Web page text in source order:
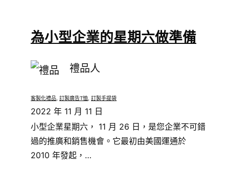
為小型企業的星期六做準備
禮品人
客製化禮品 訂製廣告T恤 訂製手提袋
2022 年 11 月 11 日
小型企業星期六， 11 月 26 日，是您企業不可錯
過的推廣和銷售機會。它最初由美國運通於
2010 年發起，…